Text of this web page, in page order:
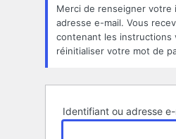
Merci de renseigner
adresse e-mail. Vous
contenant les instructions
réinitialiser votre mot de
Identifiant ou adresse